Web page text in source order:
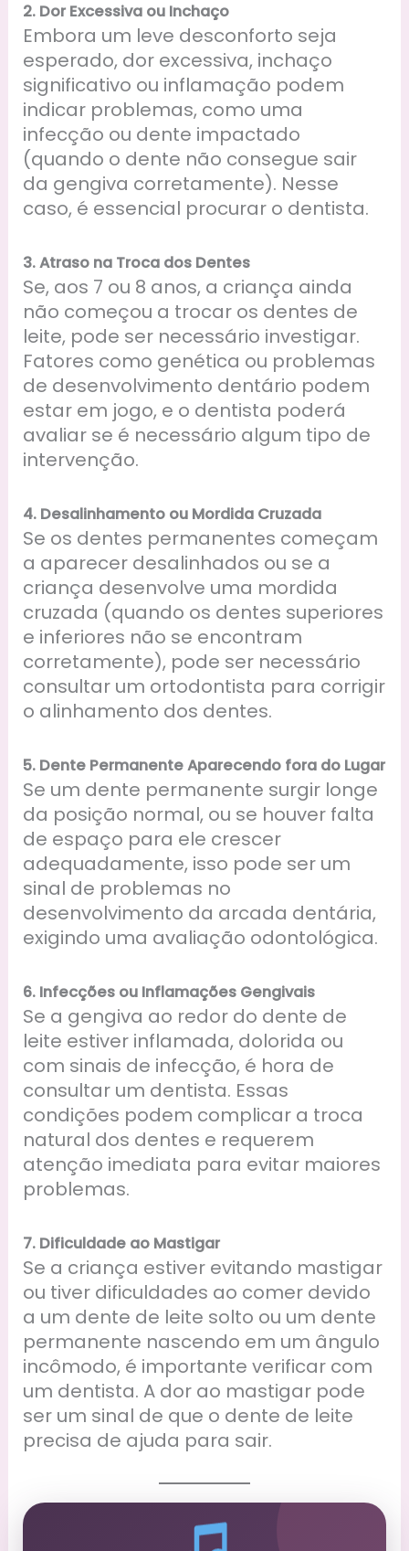
2. Dor Excessiva ou Inchaço
Embora um leve desconforto seja
esperado, dor excessiva, inchaço
significativo ou inflamação podem
indicar problemas, como uma
infecção ou dente impactado
(quando o dente não consegue sair
da gengiva corretamente). Nesse
caso, é essencial procurar o dentista.
3.Atraso na Troca dos Dentes
Se, aos 7 ou 8 anos, a criança ainda
não começou a trocar os dentes de
leite, pode ser necessário investigar.
Fatores como genética ou problemas
de desenvolvimento dentário podem
estar em jogo, e o dentista poderá
avaliar se é necessário algum tipo de
intervenção.
4. Desalinhamento ou Mordida Cruzada
Se os dentes permanentes começam
a aparecer desalinhados ou se a
criança desenvolve uma mordida
cruzada (quando os dentes superiores
e inferiores não se encontram
corretamente), pode ser necessário
consultar um ortodontista para corrigir
o alinhamento dos dentes.
5. Dente Permanente Aparecendo fora do Lugar
Se um dente permanente surgir longe
da posição normal, ou se houver falta
de espaço para ele crescer
adequadamente, isso pode ser um
sinal de problemas no
desenvolvimento da arcada dentária,
exigindo uma avaliação odontológica.
6. Infecções ou Inflamações Gengivais
Se a gengiva ao redor do dente de
leite estiver inflamada, dolorida ou
com sinais de infecção, é hora de
consultar um dentista. Essas
condições podem complicar a troca
natural dos dentes e requerem
atenção imediata para evitar maiores
problemas.
7. Dificuldade ao Mastigar
Se a criança estiver evitando mastigar
ou tiver dificuldades ao comer devido
a um dente de leite solto ou um dente
permanente nascendo em um ângulo
incômodo, é importante verificar com
um dentista. A dor ao mastigar pode
ser um sinal de que o dente de leite
precisa de ajuda para sair.